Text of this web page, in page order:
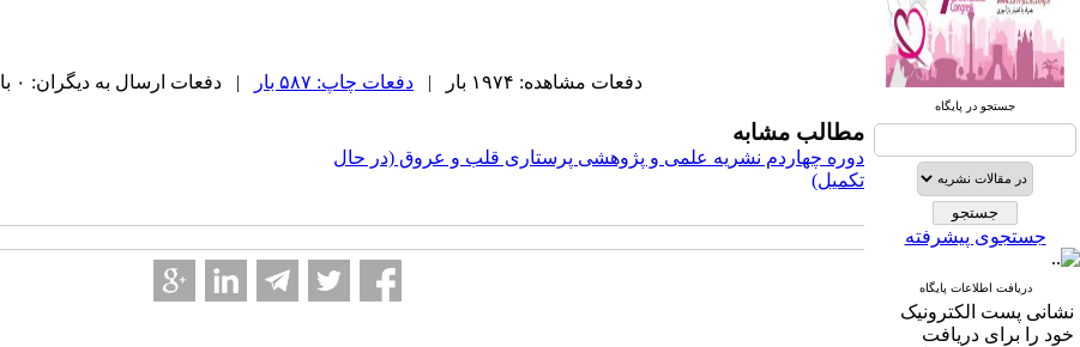
تلفن: 6-22663165-021
آدرس پایگاه الکترونیکی:
http://journal.icns.org.ir
آدرس‌ پست الکترونیکی انجمن:
info@icns.org.ir
آدرس پست الکترونیکی نشریه:
نشانی مجله: تهران، خیابان ولیعصر،
جستجو در پایگاه
جستجوی پیشرفته
دریافت اطلاعات پایگاه
نشانی پست الکترونیک
خود را برای دریافت
دفعات مشاهده: ۱۹۷۴ بار | دفعات چاپ: ۵۸۷ بار | دفعات ارسال به دیگران: ۰ بار |
مطالب مشابه
دوره چهاردم نشریه علمی و پژوهشی پرستاری قلب و عروق (در حال
تکمیل)